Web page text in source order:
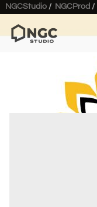
NGCStudio / NGCProd /